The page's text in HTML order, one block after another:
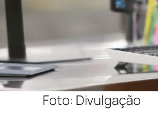
Foto: Divulgação